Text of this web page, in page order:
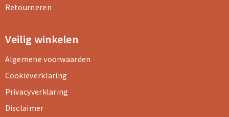
Retourneren
Veilig winkelen
Algemene voorwaarden
Cookieverklaring
Privacyverklaring
Disclaimer